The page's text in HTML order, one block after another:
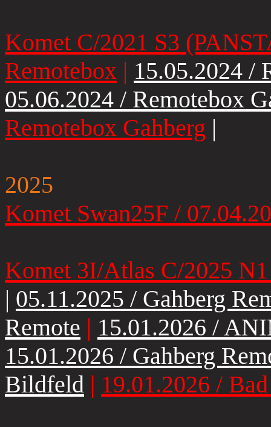
Komet C/2021 S3
Remotebox | 15.05.2024 /
05.06.2024 / Remotebox
Remotebox Gahberg |
2025
Komet Swan25F /
Komet 3I/Atlas C/2025
| 05.11.2025 / Gahberg
Remote | 15.01.2026 /
15.01.2026 / Gahberg
Bildfeld | 19.01.2026 /